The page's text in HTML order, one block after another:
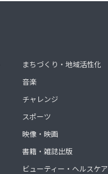
まちづくり・地域活性化
音楽
チャレンジ
スポーツ
映像・映画
書籍・雑誌出版
ビューティー・ヘルスケア